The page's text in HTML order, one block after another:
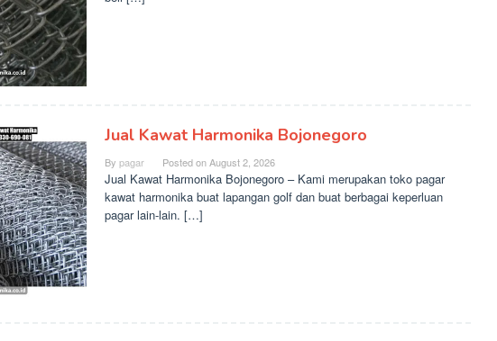
Jual Kawat Harmonika Bojonegoro
By pagar Posted onAugust 2, 2026
Jual Kawat Harmonika Bojonegoro – Kami merupakan toko pagar
kawat harmonika buat lapangan golf dan buat berbagai keperluan
pagar lain-lain. […]